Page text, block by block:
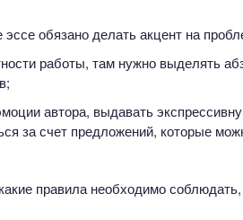
обязано делать акцент на
работы, там нужно выделять
автора, выдавать
за счет предложений, которые
правила необходимо